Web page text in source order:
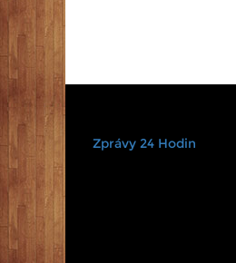
Zprávy 24 Hodin